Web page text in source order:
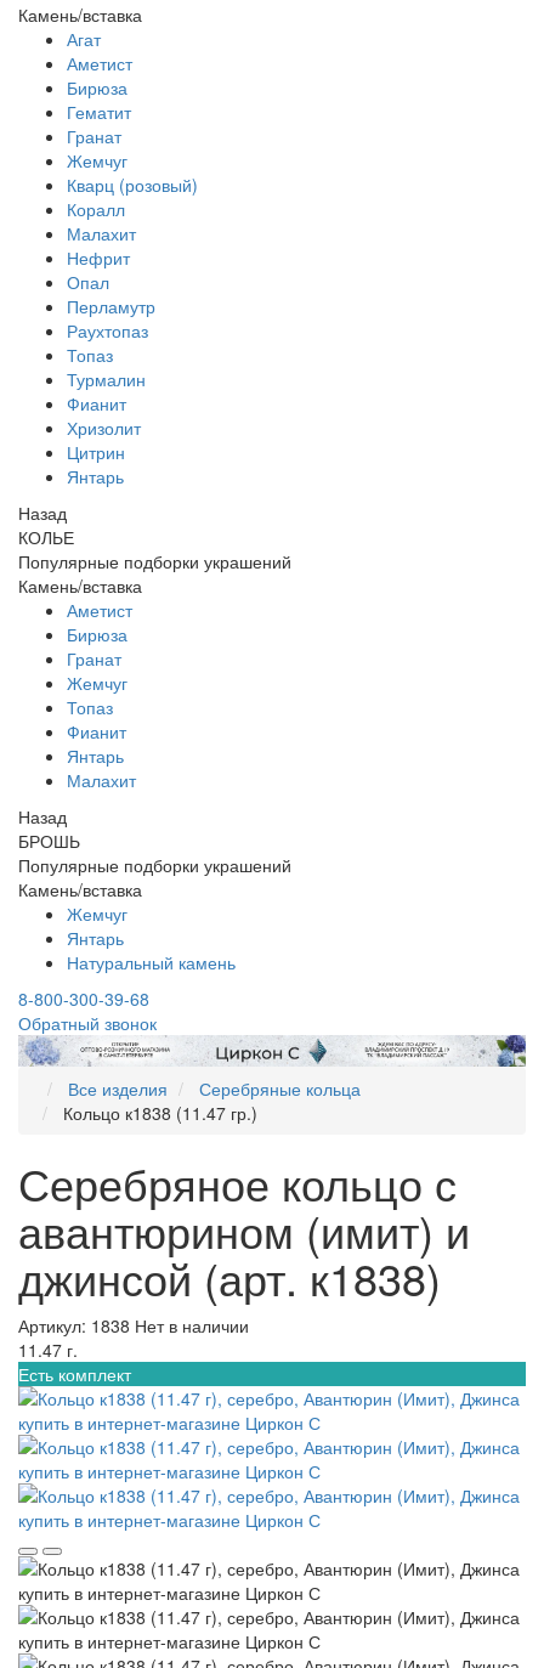
Камень/вставка
Агат
Аметист
Бирюза
Гематит
Гранат
Жемчуг
Кварц (розовый)
Коралл
Малахит
Нефрит
Опал
Перламутр
Раухтопаз
Топаз
Турмалин
Фианит
Хризолит
Цитрин
Янтарь
Назад
КОЛЬЕ
Популярные подборки украшений
Камень/вставка
Аметист
Бирюза
Гранат
Жемчуг
Топаз
Фианит
Янтарь
Малахит
Назад
БРОШЬ
Популярные подборки украшений
Камень/вставка
Жемчуг
Янтарь
Натуральный камень
8-800-300-39-68
Обратный звонок
Все изделия
Серебряные кольца
Кольцо к1838 (11.47 гр.)
Серебряное кольцо с
авантюрином (имит) и
джинсой (арт. к1838)
Артикул: 1838 Нет в наличии
11.47 г.
Есть комплект